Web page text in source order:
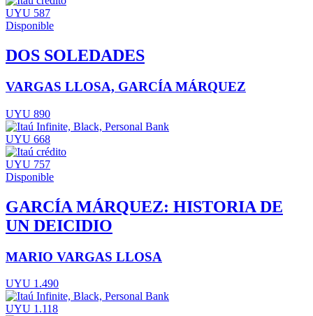
UYU 587
Disponible
DOS SOLEDADES
VARGAS LLOSA, GARCÍA MÁRQUEZ
UYU 890
UYU 668
UYU 757
Disponible
GARCÍA MÁRQUEZ: HISTORIA DE
UN DEICIDIO
MARIO VARGAS LLOSA
UYU 1.490
UYU 1.118